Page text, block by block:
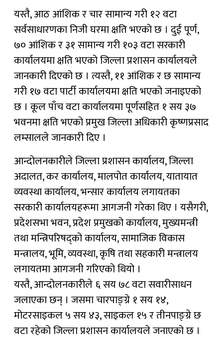
यस्तै, आठ आंशिक र चार सामान्य गरी १२ वटा
सर्वसाधारणका निजी घरमा क्षति भएको छ । दुई पूर्ण,
७० आंशिक र ३१ सामान्य गरी १०३ वटा सरकारी
कार्यालयमा क्षति भएको जिल्ला प्रशासन कार्यालयले
जानकारी दिएको छ । त्यस्तै, ११ आंशिक र छ सामान्य
गरी १७ वटा पार्टी कार्यालयमा क्षति भएको जनाइएको
छ । कूल पाँच वटा कार्यालयमा पूर्णसहित १ सय ३७
भवनमा क्षति भएको प्रमुख जिल्ला अधिकारी कृष्णप्रसाद
लम्सालले जानकारी दिए ।
आन्दोलनकारीले जिल्ला प्रशासन कार्यालय, जिल्ला
अदालत, कर कार्यालय, मालपोत कार्यालय, यातायात
व्यवस्था कार्यालय, भन्सार कार्यालय लगायतका
सरकारी कार्यालयहरूमा आगजनी गरेका थिए । यसैगरी,
प्रदेशसभा भवन, प्रदेश प्रमुखको कार्यालय, मुख्यमन्त्री
तथा मन्त्रिपरिषद्को कार्यालय, सामाजिक विकास
मन्त्रालय, भूमि, व्यवस्था, कृषि तथा सहकारी मन्त्रालय
लगायतमा आगजनी गरिएको थियो ।
यस्तै, आन्दोलनकारीले ६ सय ७८ वटा सवारीसाधन
जलाएका छन् । जसमा चारपाङ्ग्रे १ सय १४,
मोटरसाइकल ५ सय ४३, साइकल १५ र तीनपाङ्ग्रे छ
वटा रहेको जिल्ला प्रशासन कार्यालयले जनाएको छ ।